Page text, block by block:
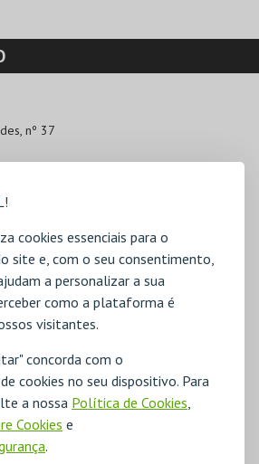
cookies essenciais para o
site e, com o seu consentimento,
a personalizar a sua
como a plataforma é
visitantes.
concorda com o
cookies no seu dispositivo. Para
a nossa Política de Cookies,
Cookies e
.
nº 37
de Guimarães